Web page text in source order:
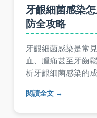
牙齦細菌感染
防全攻略
牙齦細菌感染是常
血、腫痛甚至牙齒
析牙齦細菌感染的
見問答，幫助您徹
閱讀全文